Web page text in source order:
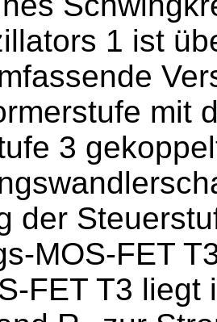
1 ist
mit
3
der
MOS-FET
FET T3 liegt